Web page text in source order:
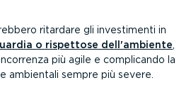
ritardare gli investi­menti in
o rispettose dell'ambiente,
più agile e complicando la
ambientali sempre più severe.